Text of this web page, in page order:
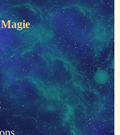
Magie